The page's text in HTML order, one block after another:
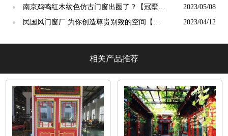
【冠墅阳光】
●
南京鸡鸣红木纹色仿古门窗出圈了？【冠墅阳
光】
2023/05/08
●
民国风门窗厂 为你创造尊贵别致的空间【冠
2023/04/12
相关产品推荐